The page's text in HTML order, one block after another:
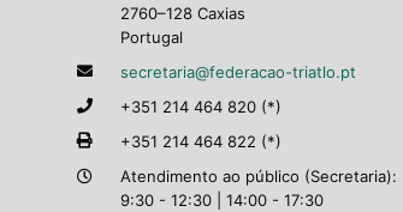
2760–128 Caxias
Portugal
secretaria@federacao-triatlo.pt
+351 214 464 820 (*)
+351 214 464 822 (*)
Atendimento ao público (Secretaria):
9:30 - 12:30 | 14:00 - 17:30